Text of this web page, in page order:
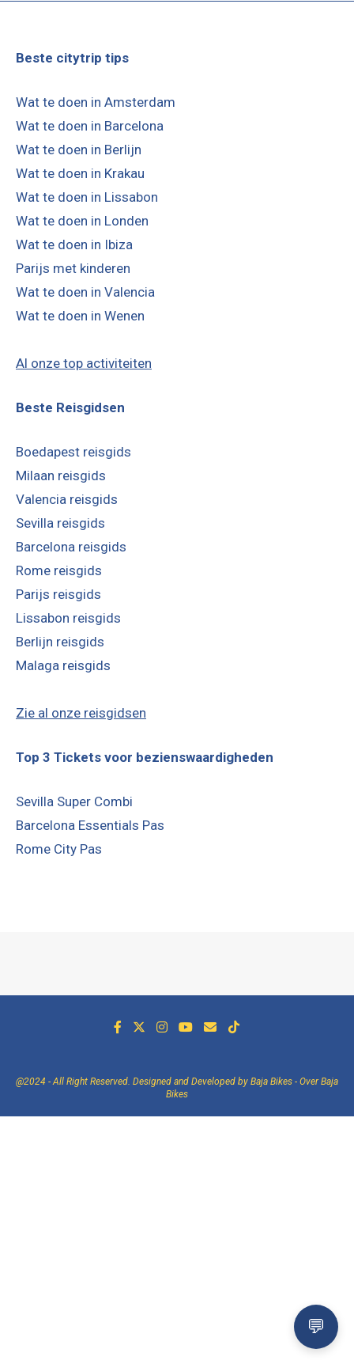
Beste citytrip tips
Wat te doen in Amsterdam
Wat te doen in Barcelona
Wat te doen in Berlijn
Wat te doen in Krakau
Wat te doen in Lissabon
Wat te doen in Londen
Wat te doen in Ibiza
Parijs met kinderen
Wat te doen in Valencia
Wat te doen in Wenen
Al onze top activiteiten
Beste Reisgidsen
Boedapest reisgids
Milaan reisgids
Valencia reisgids
Sevilla reisgids
Barcelona reisgids
Rome reisgids
Parijs reisgids
Lissabon reisgids
Berlijn reisgids
Malaga reisgids
Zie al onze reisgidsen
Top 3 Tickets voor bezienswaardigheden
Sevilla Super Combi
Barcelona Essentials Pas
Rome City Pas
@2024 - All Right Reserved. Designed and Developed by Baja Bikes - Over Baja
Bikes